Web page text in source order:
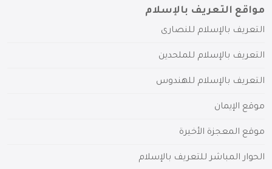
مواقع التعريف بالإسلام
التعريف بالإسلام للنصارى
التعريف بالإسلام للملحدين
التعريف بالإسلام للهندوس
موقع الإيمان
موقع المعجزة الأخيرة
الحوار المباشر للتعريف بالإسلام